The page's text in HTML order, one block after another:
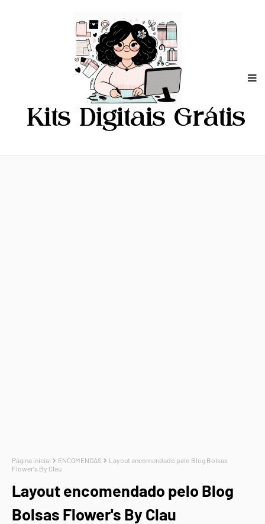
Página inicial ENCOMENDAS
Layout encomendado pelo Blog Bolsas
Flower's By Clau
Layout encomendado pelo Blog
Bolsas Flower's By Clau